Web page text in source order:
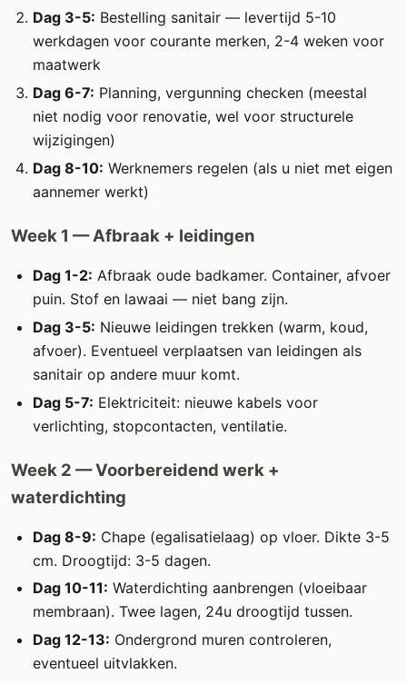
Dag 3-5: Bestelling sanitair — levertijd 5-10
werkdagen voor courante merken, 2-4 weken voor
maatwerk
Dag 6-7: Planning, vergunning checken (meestal
niet nodig voor renovatie, wel voor structurele
wijzigingen)
Dag 8-10: Werknemers regelen (als u niet met eigen
aannemer werkt)
Week 1 — Afbraak + leidingen
Dag 1-2: Afbraak oude badkamer. Container, afvoer
puin. Stof en lawaai — niet bang zijn.
Dag 3-5: Nieuwe leidingen trekken (warm, koud,
afvoer). Eventueel verplaatsen van leidingen als
sanitair op andere muur komt.
Dag 5-7: Elektriciteit: nieuwe kabels voor
verlichting, stopcontacten, ventilatie.
Week 2 — Voorbereidend werk +
waterdichting
Dag 8-9: Chape (egalisatielaag) op vloer. Dikte 3-5
cm. Droogtijd: 3-5 dagen.
Dag 10-11: Waterdichting aanbrengen (vloeibaar
membraan). Twee lagen, 24u droogtijd tussen.
Dag 12-13: Ondergrond muren controleren,
eventueel uitvlakken.